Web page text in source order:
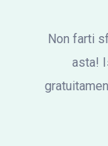
Non farti
asta!